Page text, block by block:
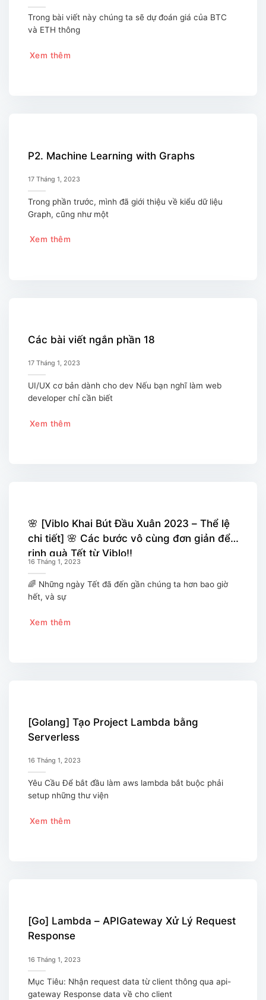
Trong bài viết này chúng ta sẽ dự đoán giá của BTC
và ETH thông
Xem thêm
P2. Machine Learning with Graphs
17 Tháng 1, 2023
Trong phần trước, mình đã giới thiệu về kiểu dữ liệu
Graph, cũng như một
Xem thêm
Các bài viết ngắn phần 18
17 Tháng 1, 2023
UI/UX cơ bản dành cho dev Nếu bạn nghĩ làm web
developer chỉ cần biết
Xem thêm
🌸 [Viblo Khai Bút Đầu Xuân 2023 – Thể lệ
chi tiết] 🌸 Các bước vô cùng đơn giản để
rinh quà Tết từ Viblo!!
16 Tháng 1, 2023
🌈 Những ngày Tết đã đến gần chúng ta hơn bao giờ
hết, và sự
Xem thêm
[Golang] Tạo Project Lambda bằng
Serverless
16 Tháng 1, 2023
Yêu Cầu Để bắt đầu làm aws lambda bắt buộc phải
setup những thư viện
Xem thêm
[Go] Lambda – APIGateway Xử Lý Request
Response
16 Tháng 1, 2023
Mục Tiêu: Nhận request data từ client thông qua api-
gateway Response data về cho client